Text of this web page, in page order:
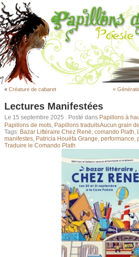
« Créature de cabaret «
Lectures Manifestées
Le 15 septembre 2025 . Posté dans Papillons à
Papillons de mots, Papillons traduitsAucun grain
Tags: Bazar Littéraire Chez René, comando Plath,
manifestes, Patricia Houéfa Grange, performance,
Traduire le Comando Plath